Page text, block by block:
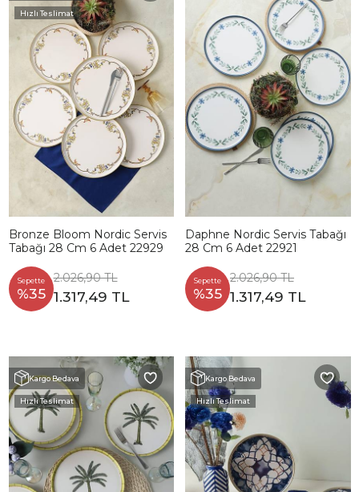
Hızlı Teslimat
Bronze Bloom Nordic Servis
Tabağı 28 Cm 6 Adet 22929
Sepette
%35
2.026,90 TL
1.317,49 TL
Daphne Nordic Servis Tabağı
28 Cm 6 Adet 22921
Sepette
%35
2.026,90 TL
1.317,49 TL
Kargo Bedava
Hızlı Teslimat
Kargo Bedava
Hızlı Teslimat